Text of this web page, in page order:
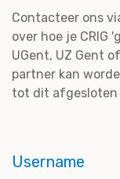
Contacteer ons
over hoe je CRIG
UGent, UZ Gent
partner kan
tot dit afgesloten
Username